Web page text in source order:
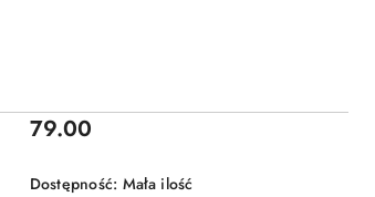
Cena:
79.00
Dostępność: Mała ilość